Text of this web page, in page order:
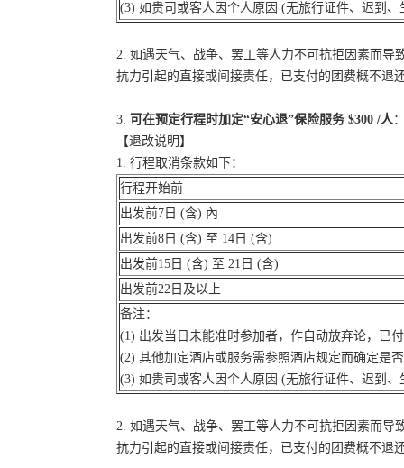
(3) 如贵司或客人因个人原因 (无旅行证件、迟到
2. 如遇天气、战争、罢工等人力不可抗拒因素而
抗力引起的直接或间接责任，已支付的团费概不退
3. 可在预定行程时加定“安心退”保险服务 $300 /人
【退改说明】
1. 行程取消条款如下：
行程开始前
出发前7日 (含) 內
出发前8日 (含) 至 14日 (含)
出发前15日 (含) 至 21日 (含)
出发前22日及以上
备注：
(1) 出发当日未能准时参加者，作自动放弃论，已
(2) 其他加定酒店或服务需参照酒店规定而确定是
(3) 如贵司或客人因个人原因 (无旅行证件、迟到
2. 如遇天气、战争、罢工等人力不可抗拒因素而
抗力引起的直接或间接责任，已支付的团费概不退